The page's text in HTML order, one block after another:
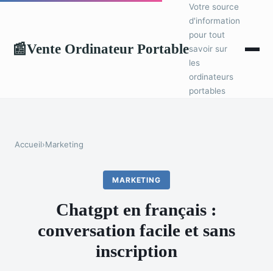
📰Vente Ordinateur Portable
Votre source
d'information
pour tout
savoir sur
les
ordinateurs
portables
Accueil›Marketing
MARKETING
Chatgpt en français :
conversation facile et sans
inscription